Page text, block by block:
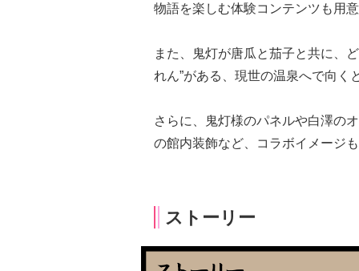
物語を楽しむ体験コンテンツも用
また、鬼灯が唐瓜と茄子と共に、
れん”がある、現世の温泉へで向
さらに、鬼灯様のパネルや白澤の
の館内装飾など、コラボイメージ
ストーリー